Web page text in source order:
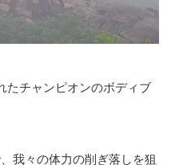
たチャンピオンのボディブ
我々の体力の削ぎ落しを狙